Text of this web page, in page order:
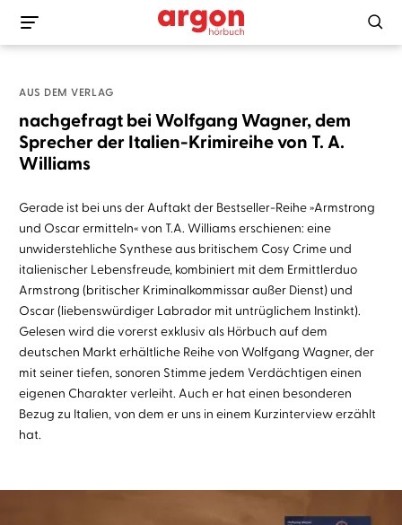
AUS DEM VERLAG
nachgefragt bei Wolfgang Wagner, dem
Sprecher der Italien-Krimireihe von T. A.
Williams
Gerade ist bei uns der Auftakt der Bestseller-Reihe »Armstrong
und Oscar ermitteln« von T.A. Williams erschienen: eine
unwiderstehliche Synthese aus britischem Cosy Crime und
italienischer Lebensfreude, kombiniert mit dem Ermittlerduo
Armstrong (britischer Kriminalkommissar außer Dienst) und
Oscar (liebenswürdiger Labrador mit untrüglichem Instinkt).
Gelesen wird die vorerst exklusiv als Hörbuch auf dem
deutschen Markt erhältliche Reihe von Wolfgang Wagner, der
mit seiner tiefen, sonoren Stimme jedem Verdächtigen einen
eigenen Charakter verleiht. Auch er hat einen besonderen
Bezug zu Italien, von dem er uns in einem Kurzinterview erzählt
hat.